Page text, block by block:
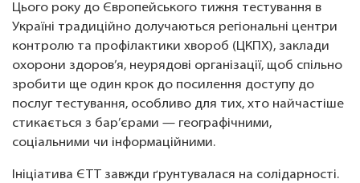
Цього року до Європейського тижня тестування в
Україні традиційно долучаються регіональні центри
контролю та профілактики хвороб (ЦКПХ), заклади
охорони здоров’я, неурядові організації, щоб спільно
зробити ще один крок до посилення доступу до
послуг тестування, особливо для тих, хто найчастіше
стикається з бар’єрами — географічними,
соціальними чи інформаційними.
Ініціатива ЄТТ завжди ґрунтувалася на солідарності.